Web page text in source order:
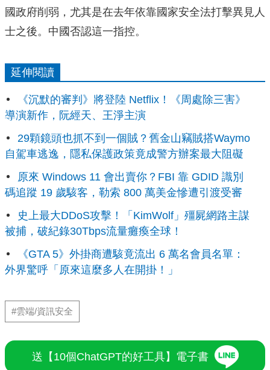
國政府削弱，尤其是在去年依靠國家安全法打擊異見人
士之後。中國否認這一指控。
延伸閱讀
《沉默的審判》將登陸 Netflix！《周處除三害》
導演新作，阮經天、王淨主演
29顆鏡頭也抓不到一個賊？舊金山竊賊搭Waymo
自駕車逃逸，隱私保護政策竟成警方辦案最大阻礙
原來 Windows 11 會出賣你？FBI 靠 GDID 識別
碼追蹤 19 歲駭客，勒索 800 萬美金慘遭引渡受審
史上最大DDoS攻擊！「KimWolf」殭屍網路主謀
被捕，破紀錄30Tbps流量癱瘓全球！
《GTA 5》外掛商遭駭竟流出 6 萬名會員名單：
外界驚呼「原來這麼多人在開掛！」
#雲端/資訊安全
送【10個ChatGPT的好工具】電子書